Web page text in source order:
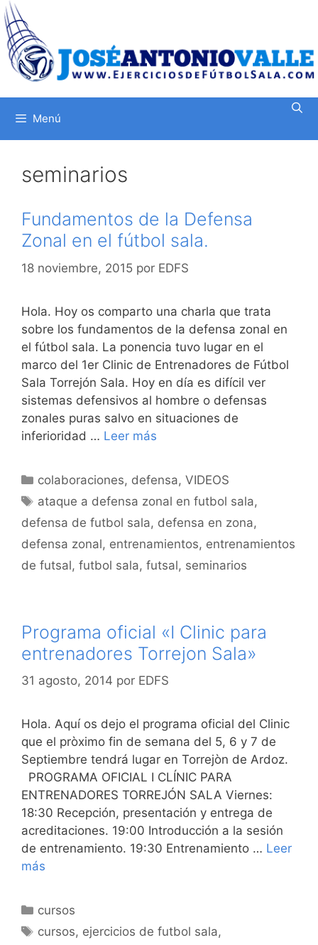
Saltar
al
contenido
Menú
seminarios
Fundamentos de la Defensa
Zonal en el fútbol sala.
18 noviembre, 2015 por EDFS
Hola. Hoy os comparto una charla que trata
sobre los fundamentos de la defensa zonal en
el fútbol sala. La ponencia tuvo lugar en el
marco del 1er Clinic de Entrenadores de Fútbol
Sala Torrejón Sala. Hoy en día es difícil ver
sistemas defensivos al hombre o defensas
zonales puras salvo en situaciones de
inferioridad … Leer más
Categorías
colaboraciones, defensa,VIDEOS
Etiquetas
ataque a defensa zonal en futbol sala,
defensa de futbol sala, defensa en zona,
defensa zonal, entrenamientos, entrenamientos
de futsal, futbol sala, futsal, seminarios
Programa oficial «I Clinic para
entrenadores Torrejon Sala»
31 agosto, 2014 por EDFS
Hola. Aquí os dejo el programa oficial del Clinic
que el pròximo fin de semana del 5, 6 y 7 de
Septiembre tendrá lugar en Torrejòn de Ardoz.
PROGRAMA OFICIAL I CLÍNIC PARA
ENTRENADORES TORREJÓN SALA Viernes:
18:30 Recepción, presentación y entrega de
acreditaciones. 19:00 Introducción a la sesión
de entrenamiento. 19:30 Entrenamiento … Leer
más
Categorías
cursos
Etiquetas
cursos, ejercicios de futbol sala,